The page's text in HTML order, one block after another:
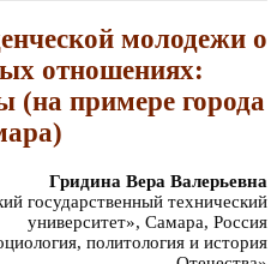
молодежи о
отношениях:
(на примере города
Гридина Вера Валерьевна
государственный технический
университет», Самара, Россия
политология и история